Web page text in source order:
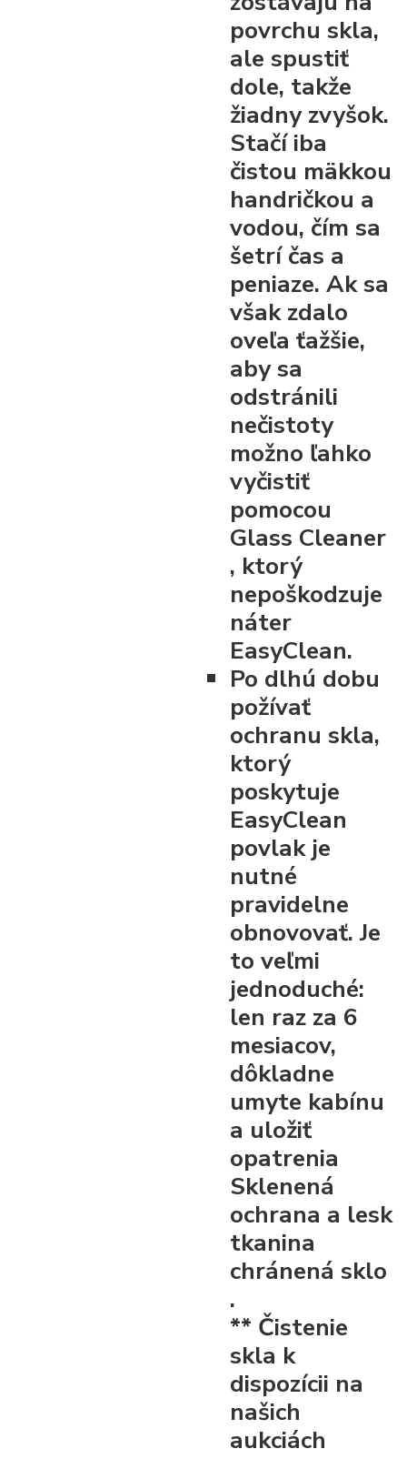
povrchu skla,
ale spustiť
dole, takže
žiadny zvyšok.
Stačí iba
čistou mäkkou
handričkou a
vodou, čím sa
šetrí čas a
peniaze. Ak sa
však zdalo
oveľa ťažšie,
aby sa
odstránili
nečistoty
možno ľahko
vyčistiť
pomocou
Glass Cleaner
, ktorý
nepoškodzuje
náter
EasyClean.
Po dlhú dobu
požívať
ochranu skla,
ktorý
poskytuje
EasyClean
povlak je
nutné
pravidelne
obnovovať. Je
to veľmi
jednoduché:
len raz za 6
mesiacov,
dôkladne
umyte kabínu
a uložiť
opatrenia
Sklenená
ochrana a lesk
tkanina
chránená sklo
.
** Čistenie
skla k
dispozícii na
našich
aukciách